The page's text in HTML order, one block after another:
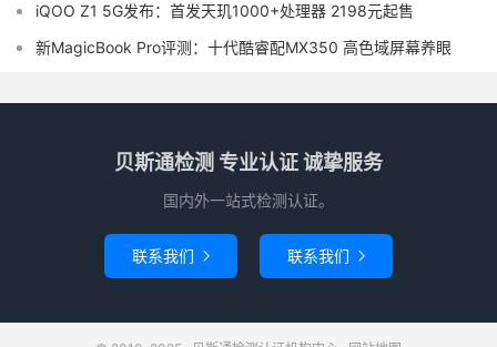
iQOO Z1 5G发布：首发天玑1000+处理器 2198元起售
新MagicBook Pro评测：十代酷睿配MX350 高色域屏幕养眼
贝斯通检测 专业认证 诚挚服务
国内外一站式检测认证。
联系我们  联系我们 